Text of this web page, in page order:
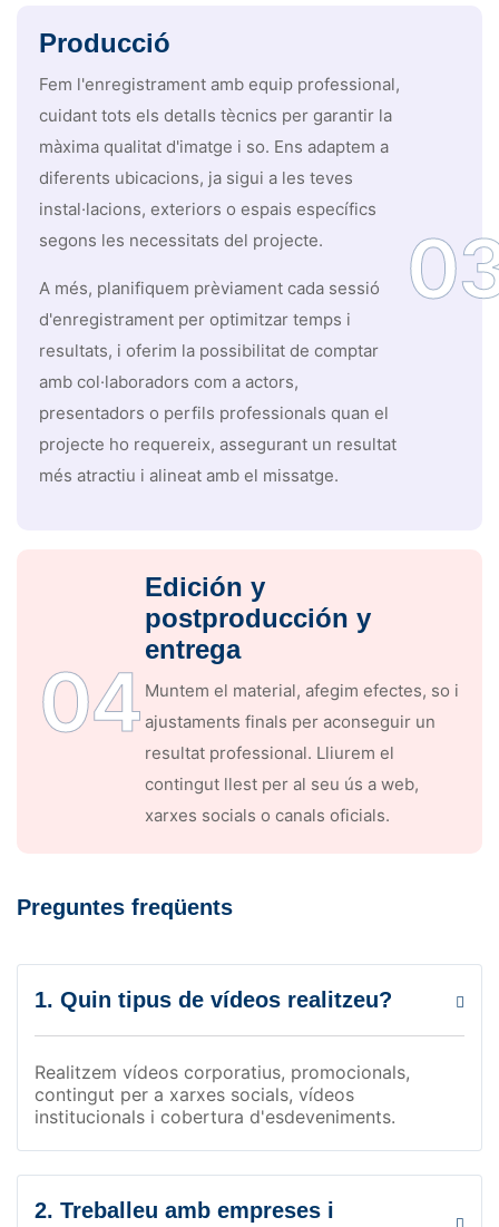
Producció
Fem l'enregistrament amb equip professional,
cuidant tots els detalls tècnics per garantir la
màxima qualitat d'imatge i so. Ens adaptem a
diferents ubicacions, ja sigui a les teves
instal·lacions, exteriors o espais específics
segons les necessitats del projecte.
A més, planifiquem prèviament cada sessió
d'enregistrament per optimitzar temps i
resultats, i oferim la possibilitat de comptar
amb col·laboradors com a actors,
presentadors o perfils professionals quan el
projecte ho requereix, assegurant un resultat
més atractiu i alineat amb el missatge.
04
Edición y
postproducción y
entrega
Muntem el material, afegim efectes, so i
ajustaments finals per aconseguir un
resultat professional. Lliurem el
contingut llest per al seu ús a web,
xarxes socials o canals oficials.
Preguntes freqüents
1. Quin tipus de vídeos realitzeu?
Realitzem vídeos corporatius, promocionals,
contingut per a xarxes socials, vídeos
institucionals i cobertura d'esdeveniments.
2. Treballeu amb empreses i